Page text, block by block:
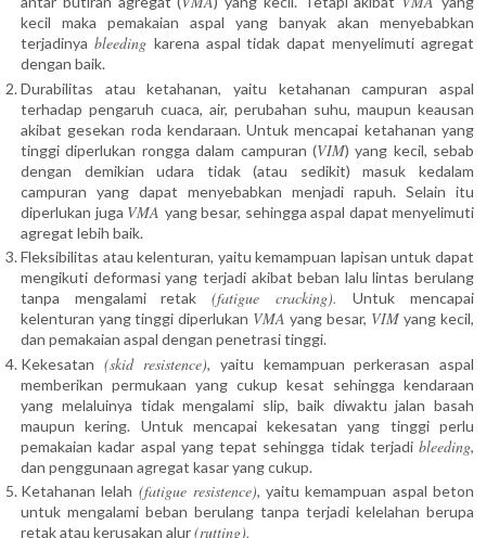
kecil maka pemakaian aspal yang banyak akan menyebabkan
terjadinya bleeding karena aspal tidak dapat menyelimuti agregat
dengan baik.
Durabilitas atau ketahanan, yaitu ketahanan campuran aspal
terhadap pengaruh cuaca, air, perubahan suhu, maupun keausan
akibat gesekan roda kendaraan. Untuk mencapai ketahanan yang
tinggi diperlukan rongga dalam campuran (VIM) yang kecil, sebab
dengan demikian udara tidak (atau sedikit) masuk kedalam
campuran yang dapat menyebabkan menjadi rapuh. Selain itu
diperlukan juga VMA yang besar, sehingga aspal dapat menyelimuti
agregat lebih baik.
Fleksibilitas atau kelenturan, yaitu kemampuan lapisan untuk dapat
mengikuti deformasi yang terjadi akibat beban lalu lintas berulang
tanpa mengalami retak (fatigue cracking).Untuk mencapai
kelenturan yang tinggi diperlukan VMAyang besar, VIMyang kecil,
dan pemakaian aspal dengan penetrasi tinggi.
Kekesatan (skid resistence), yaitu kemampuan perkerasan aspal
memberikan permukaan yang cukup kesat sehingga kendaraan
yang melaluinya tidak mengalami slip, baik diwaktu jalan basah
maupun kering. Untuk mencapai kekesatan yang tinggi perlu
pemakaian kadar aspal yang tepat sehingga tidak terjadi bleeding,
dan penggunaan agregat kasar yang cukup.
Ketahanan lelah (fatigue resistence), yaitu kemampuan aspal beton
untuk mengalami beban berulang tanpa terjadi kelelahan berupa
retak atau kerusakan alur(rutting).